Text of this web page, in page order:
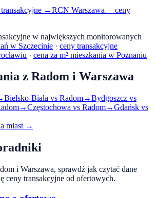
→RCN Warszawa— ceny
w największych monitorowanych
w Szczecinie · ceny transakcyjne
· cena za m² mieszkania w Poznaniu
z Radom i Warszawa
Bielsko-Biała vs Radom→Bydgoszcz vs
→Częstochowa vs Radom→Gdańsk vs
miast →
i Warszawa, sprawdź jak czytać dane
ceny transakcyjne od ofertowych.